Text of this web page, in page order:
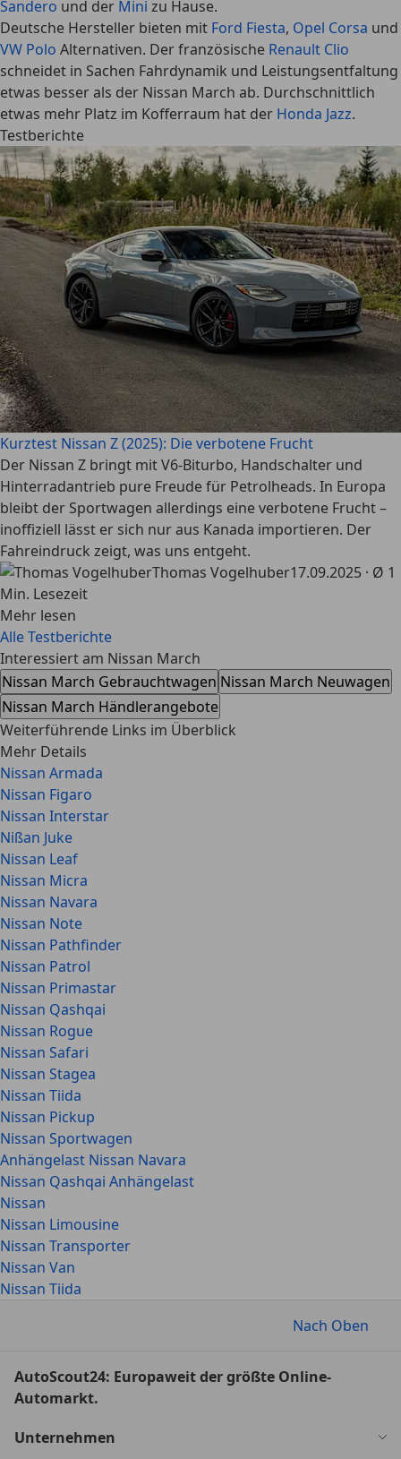
Sandero und der Mini zu Hause.
Deutsche Hersteller bieten mit Ford Fiesta, Opel Corsa und
VW Polo Alternativen. Der französische Renault Clio
schneidet in Sachen Fahrdynamik und Leistungsentfaltung
etwas besser als der Nissan March ab. Durchschnittlich
etwas mehr Platz im Kofferraum hat der Honda Jazz.
Testberichte
Kurztest Nissan Z (2025): Die verbotene Frucht
Der Nissan Z bringt mit V6-Biturbo, Handschalter und
Hinterradantrieb pure Freude für Petrolheads. In Europa
bleibt der Sportwagen allerdings eine verbotene Frucht –
inoffiziell lässt er sich nur aus Kanada importieren. Der
Fahreindruck zeigt, was uns entgeht.
Thomas Vogelhuber17.09.2025 · Ø 1
Min. Lesezeit
Mehr lesen
Alle Testberichte
Interessiert am Nissan March
Nissan March Gebrauchtwagen Nissan March Neuwagen
Nissan March Händlerangebote
Weiterführende Links im Überblick
Mehr Details
Nissan Armada
Nissan Figaro
Nissan Interstar
Nißan Juke
Nissan Leaf
Nissan Micra
Nissan Navara
Nissan Note
Nissan Pathfinder
Nissan Patrol
Nissan Primastar
Nissan Qashqai
Nissan Rogue
Nissan Safari
Nissan Stagea
Nissan Tiida
Nissan Pickup
Nissan Sportwagen
Anhängelast Nissan Navara
Nissan Qashqai Anhängelast
Nissan
Nissan Limousine
Nissan Transporter
Nissan Van
Nissan Tiida
Nach Oben
AutoScout24: Europaweit der größte Online-
Automarkt.
Unternehmen